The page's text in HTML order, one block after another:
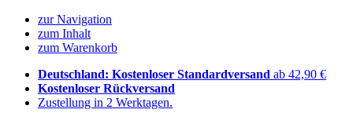
zur Navigation
zum Inhalt
zum Warenkorb
Deutschland: Kostenloser Standardversand ab 42,90 €
Kostenloser Rückversand
Zustellung in 2 Werktagen.